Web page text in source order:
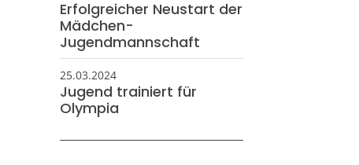
Erfolgreicher Neustart der
Mädchen-
Jugendmannschaft
25.03.2024
Jugend trainiert für
Olympia